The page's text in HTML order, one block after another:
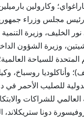
وكارولين
مجلس وزراء
وزيرة
وزيرة الشؤون
للسياحة
روسباخ،
للصليب الأحمر
العالمي للشراكات
دونا